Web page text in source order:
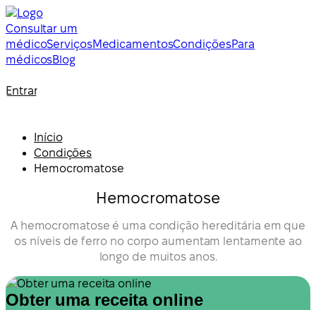
Consultar um
médicoServiçosMedicamentosCondiçõesPara
médicosBlog
Entrar
Início
Condições
Hemocromatose
Hemocromatose
A hemocromatose é uma condição hereditária em que
os níveis de ferro no corpo aumentam lentamente ao
longo de muitos anos.
Obter uma receita online